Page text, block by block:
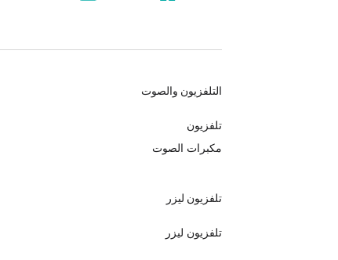
التلفزيون والصوت
تلفزيون
مكبرات الصوت
تلفزيون ليزر
تلفزيون ليزر